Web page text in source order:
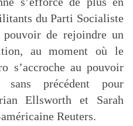
du Parti Socialiste
de rejoindre un
au moment où le
s’accroche au pouvoir
sans précédent pour
Ellsworth et Sarah
Reuters.